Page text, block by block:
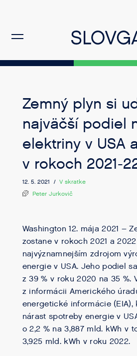
Zemný plyn si
najväčší podiel
elektriny v USA
v rokoch 2021-
12. 5. 2021 / V skratke
Peter Jurkovič
Washington 12. mája 2021 –
zostane v rokoch 2021 a 2022
najvýznamnejším zdrojom
energie v USA. Jeho podiel
z 39 % v roku 2020 na 35 %.
z informácii Amerického
energetické informácie (EIA),
nárast spotreby energie v
o 2,2 % na 3,887 mld. kWh v
3,925 mld. kWh v roku 2022.